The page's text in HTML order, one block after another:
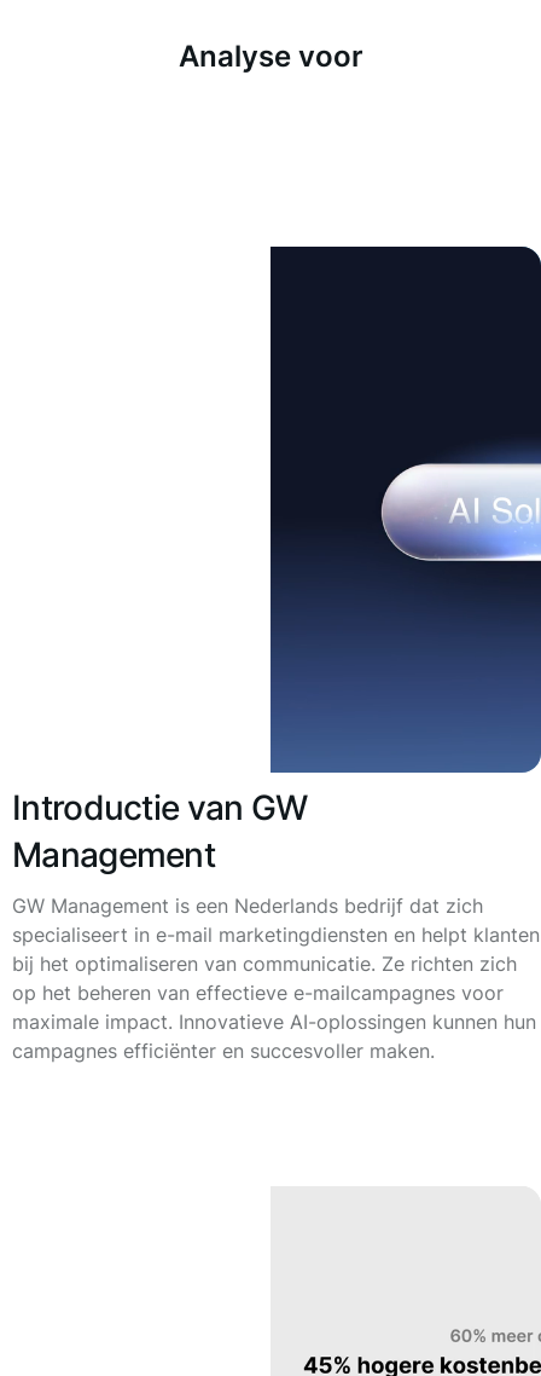
Analyse voor
Introductie van GW
Management
GW Management is een Nederlands bedrijf dat zich
specialiseert in e-mail marketingdiensten en helpt klanten
bij het optimaliseren van communicatie. Ze richten zich
op het beheren van effectieve e-mailcampagnes voor
maximale impact. Innovatieve AI-oplossingen kunnen hun
campagnes efficiënter en succesvoller maken.